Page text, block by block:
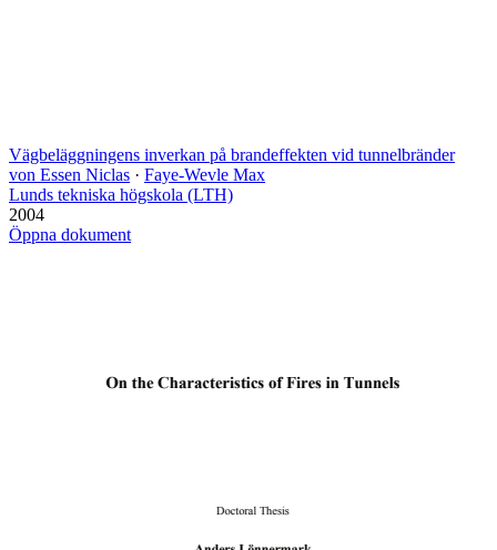
Vägbeläggningens inverkan på brandeffekten vid tunnelbränder
von Essen Niclas · Faye-Wevle Max
Lunds tekniska högskola (LTH)
2004
Öppna dokument